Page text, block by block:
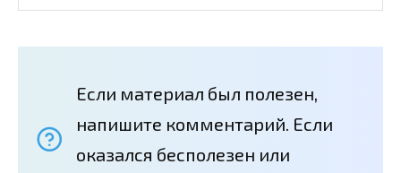
Если материал был полезен,
напишите комментарий. Если
оказался бесполезен или